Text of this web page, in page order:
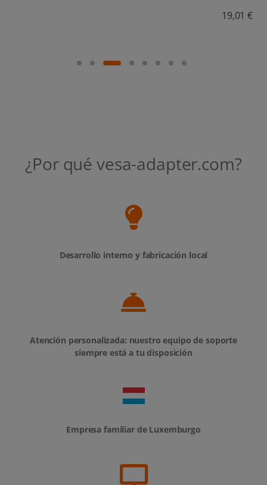
19,01 €
¿Por qué vesa-adapter.com?
Desarrollo interno y fabricación local
Atención personalizada: nuestro equipo de soporte
siempre está a tu disposición
Empresa familiar de Luxemburgo